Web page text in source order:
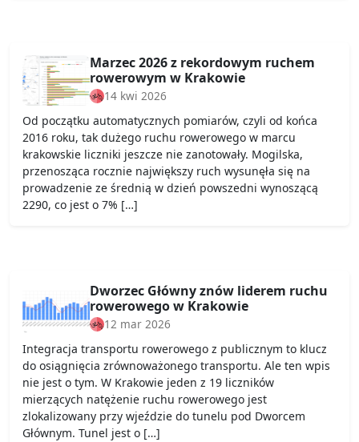
Marzec 2026 z rekordowym ruchem
rowerowym w Krakowie
14 kwi 2026
Od początku automatycznych pomiarów, czyli od końca
2016 roku, tak dużego ruchu rowerowego w marcu
krakowskie liczniki jeszcze nie zanotowały. Mogilska,
przenosząca rocznie największy ruch wysunęła się na
prowadzenie ze średnią w dzień powszedni wynoszącą
2290, co jest o 7% […]
Dworzec Główny znów liderem ruchu
rowerowego w Krakowie
12 mar 2026
Integracja transportu rowerowego z publicznym to klucz
do osiągnięcia zrównoważonego transportu. Ale ten wpis
nie jest o tym. W Krakowie jeden z 19 liczników
mierzących natężenie ruchu rowerowego jest
zlokalizowany przy wjeździe do tunelu pod Dworcem
Głównym. Tunel jest o […]